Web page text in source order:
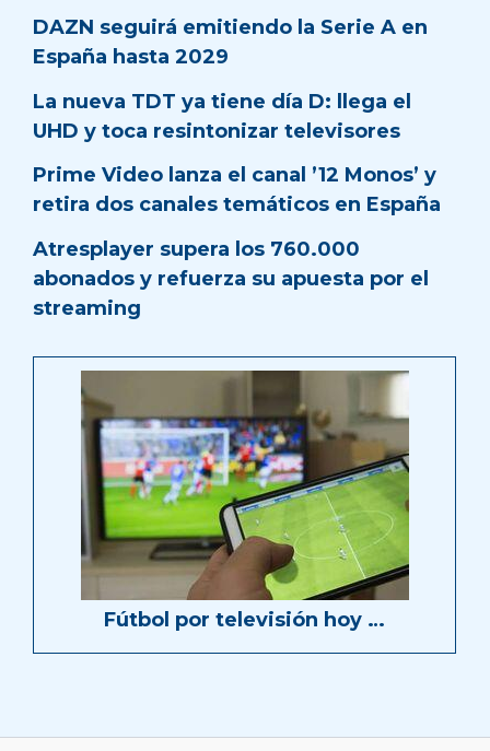
DAZN seguirá emitiendo la Serie A en
España hasta 2029
La nueva TDT ya tiene día D: llega el
UHD y toca resintonizar televisores
Prime Video lanza el canal ’12 Monos’ y
retira dos canales temáticos en España
Atresplayer supera los 760.000
abonados y refuerza su apuesta por el
streaming
Fútbol por televisión hoy …